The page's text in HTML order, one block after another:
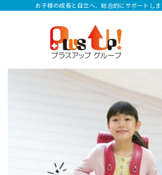
お子様の成長と自立へ、総合的にサポートし